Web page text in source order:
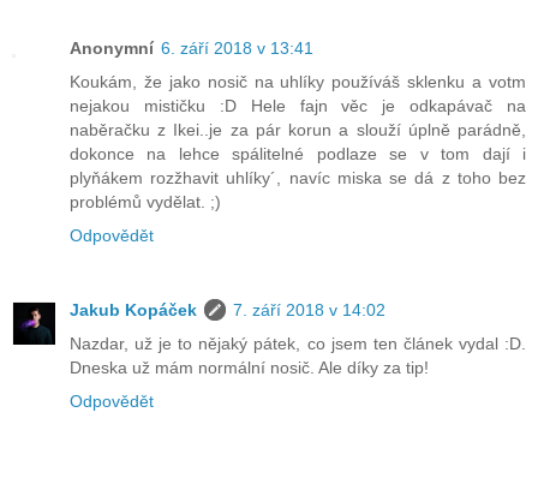
Anonymní 6. září 2018 v 13:41
Koukám, že jako nosič na uhlíky používáš sklenku a votm
nejakou mističku :D Hele fajn věc je odkapávač na
naběračku z Ikei..je za pár korun a slouží úplně parádně,
dokonce na lehce spálitelné podlaze se v tom dají i
plyňákem rozžhavit uhlíky´, navíc miska se dá z toho bez
problémů vydělat. ;)
Odpovědět
Jakub Kopáček
7. září 2018 v 14:02
Nazdar, už je to nějaký pátek, co jsem ten článek vydal :D.
Dneska už mám normální nosič. Ale díky za tip!
Odpovědět